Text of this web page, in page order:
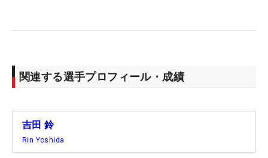
じました。ラッキーバーディもあったり、諦めずに
いまできることをやろうとできたのがよかったで
ノーボギーで回りたいです」
関連する選手プロフィール・成績
吉田 鈴
Rin Yoshida